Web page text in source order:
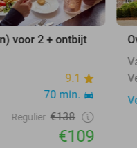
voor 2 + ontbijt
9.1
70 min.
Regulier €138
€109